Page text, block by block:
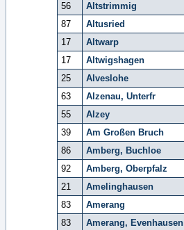
56
Altstrimmig
87
Altusried
17
Altwarp
17
Altwigshagen
25
Alveslohe
63
Alzenau, Unterfr
55
Alzey
39
Am Großen Bruch
86
Amberg, Buchloe
92
Amberg, Oberpfalz
21
Amelinghausen
83
Amerang
83
Amerang, Evenhausen